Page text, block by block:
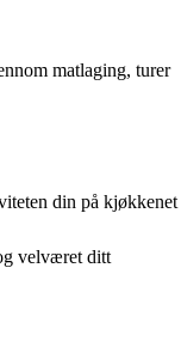
matlaging, turer
din på kjøkkenet
velværet ditt